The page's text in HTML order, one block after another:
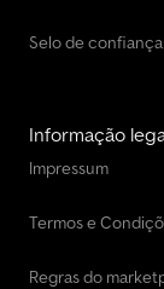
Selo de confiança
Informação
Impressum
Termos e
Regras do